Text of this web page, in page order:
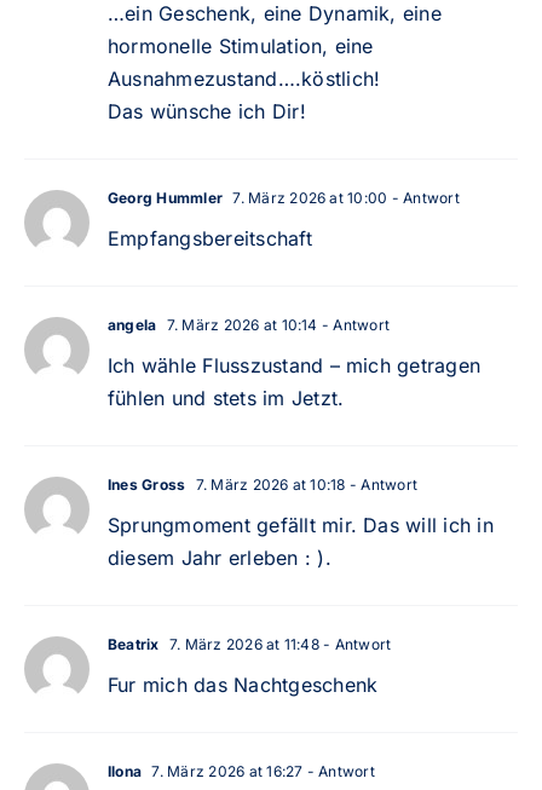
…ein Geschenk, eine Dynamik, eine
hormonelle Stimulation, eine
Ausnahmezustand….köstlich!
Das wünsche ich Dir!
Georg Hummler 7. März 2026 at 10:00 - Antwort
Empfangsbereitschaft
angela 7. März 2026 at 10:14 - Antwort
Ich wähle Flusszustand – mich getragen
fühlen und stets im Jetzt.
Ines Gross 7. März 2026 at 10:18 - Antwort
Sprungmoment gefällt mir. Das will ich in
diesem Jahr erleben : ).
Beatrix 7. März 2026 at 11:48- Antwort
Fur mich das Nachtgeschenk
Ilona 7. März 2026 at 16:27 - Antwort